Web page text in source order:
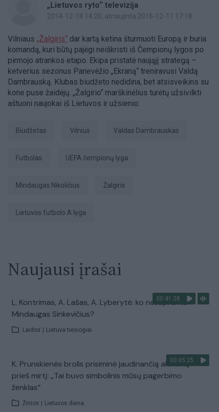
„Lietuvos ryto“ televizija
2014-12-18 14:20, atnaujinta 2016-12-11 17:18
Vilniaus „Žalgiris“ dar kartą ketina šturmuoti Europą ir buria
komandą, kuri būtų pajėgi neiškristi iš Čempionų lygos po
pirmojo atrankos etapo. Ekipa pristatė naująjį strategą –
ketverius sezonus Panevėžio „Ekraną“ treniravusi Valdą
Dambrauską. Klubas biudžeto nedidina, bet atsisveikins su
kone puse žaidėjų. „Žalgirio“ marškinėlius turėtų užsivilkti
aštuoni naujokai iš Lietuvos ir užsienio.
biudžetas Vilnius Valdas Dambrauskas
Futbolas UEFA čempionų lyga
Mindaugas Nikoličius Žalgiris
Lietuvos futbolo A lyga
Naujausi įrašai
00:41:28
L. Kontrimas, A. Lašas, A. Lyberytė: ko nesupranta
Mindaugas Sinkevičius?
Laidos Lietuva tiesiogiai
00:05:25
K. Prunskienės brolis prisiminė jaudinančią akimirką
prieš mirtį: „Tai buvo simbolinis mūsų pagerbimo
ženklas“
Žinios Lietuvos diena